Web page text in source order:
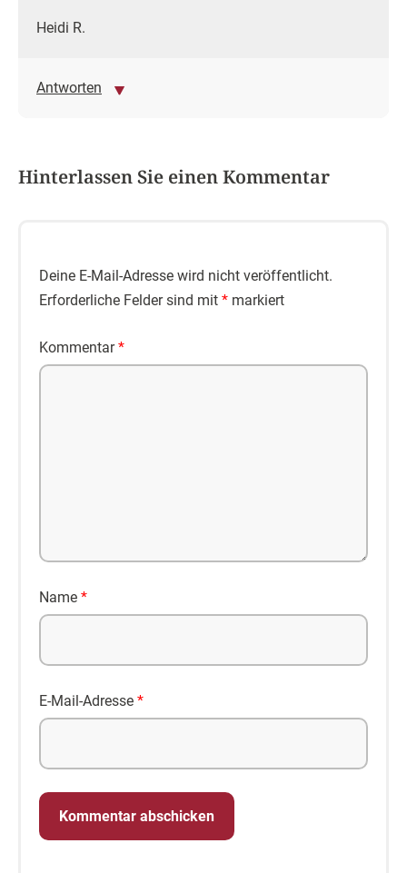
Heidi R.
Antworten
Hinterlassen Sie einen Kommentar
Deine E-Mail-Adresse wird nicht veröffentlicht.
Erforderliche Felder sind mit * markiert
Kommentar*
Name *
E-Mail-Adresse *